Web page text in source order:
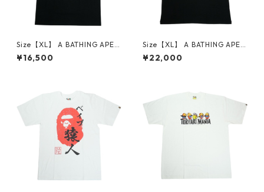
Size【XL】 A BATHING APE
ア ベイシング エイプ BAPE O
LD ENGLISH TEE BLACK Tシ
¥16,500
Size【XL】 A BATHING APE
ア ベイシング エイプ HAND D
RAWN OUTLINE COLLEGE R
¥22,000